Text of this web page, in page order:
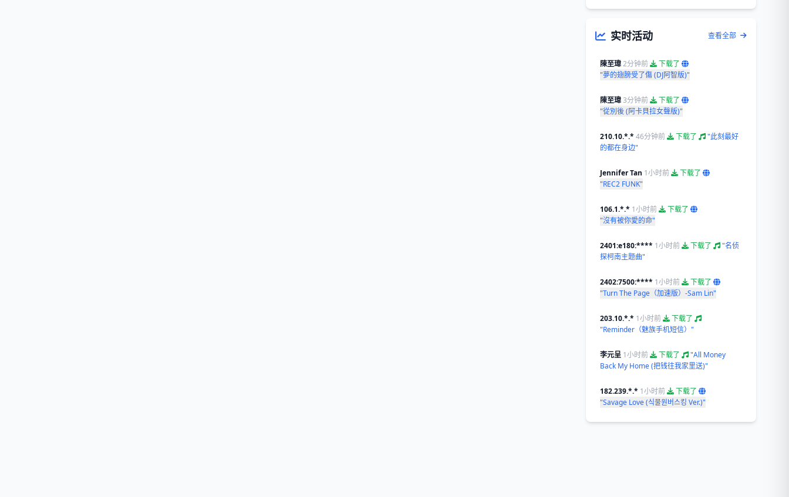
实时活动 查看全部
陳至瑋2分钟前
下载了
"夢的翅膀受了傷 (DJ阿智版)"
陳至瑋3分钟前
下载了
"從別後 (阿卡貝拉女聲版)"
210.10.*.* 46分钟前 下载了
"此刻最好
的都在身边"
Jennifer Tan 1小时前
下载了
"REC2 FUNK"
106.1.*.* 1小时前
下载了
"沒有被你愛的命"
2401:e180:**** 1小时前 下载了
"名侦
探柯南主题曲"
2402:7500:**** 1小时前
下载了
"Turn The Page（加速版）-Sam Lin"
203.10.*.* 1小时前
下载了
"Reminder（魅族手机短信）"
李元呈 1小时前 下载了
"All Money
Back My Home (把钱往我家里送)"
182.239.*.* 1小时前
下载了
"Savage Love (식물원버스킹 Ver.)"